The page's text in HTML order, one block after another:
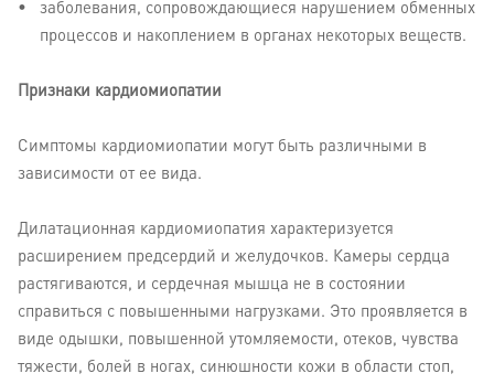
заболевания, сопровождающиеся нарушением обменных
процессов и накоплением в органах некоторых веществ.
Признаки кардиомиопатии
Симптомы кардиомиопатии могут быть различными в
зависимости от ее вида.
Дилатационная кардиомиопатия характеризуется
расширением предсердий и желудочков. Камеры сердца
растягиваются, и сердечная мышца не в состоянии
справиться с повышенными нагрузками. Это проявляется в
виде одышки, повышенной утомляемости, отеков, чувства
тяжести, болей в ногах, синюшности кожи в области стоп,